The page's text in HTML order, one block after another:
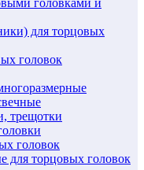
для торцовых
головок
трещотки
головок
для торцовых головок